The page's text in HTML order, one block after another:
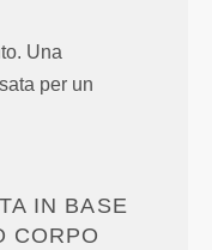
Una
per un
IN BASE
CORPO